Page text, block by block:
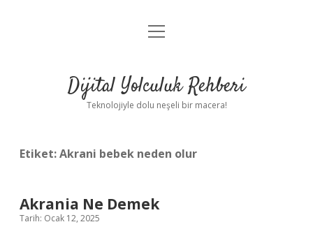
Anasayfa
Yasal Uyarı
menüyü
Dijital Yolculuk Rehberi
Teknolojiyle dolu neşeli bir macera!
Etiket:Akrani bebek neden olur
Akrania Ne Demek
Tarih: Ocak 12, 2025